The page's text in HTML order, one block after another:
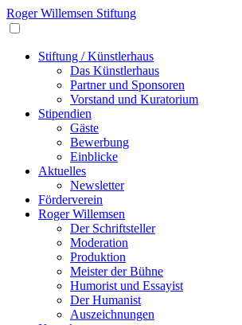
Roger Willemsen Stiftung
Stiftung / Künstlerhaus
Das Künstlerhaus
Partner und Sponsoren
Vorstand und Kuratorium
Stipendien
Gäste
Bewerbung
Einblicke
Aktuelles
Newsletter
Förderverein
Roger Willemsen
Der Schriftsteller
Moderation
Produktion
Meister der Bühne
Humorist und Essayist
Der Humanist
Auszeichnungen